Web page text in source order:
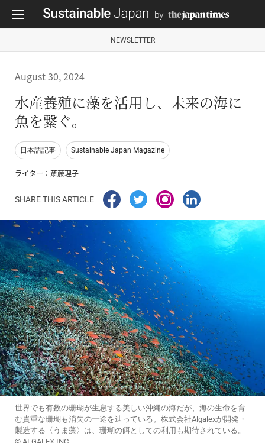
NEWSLETTER
August 30, 2024
水産養殖に藻を活用し、未来の海に
魚を繋ぐ。
日本語記事 Sustainable Japan Magazine
ライター：斎藤理子
SHARE THIS ARTICLE
世界でも有数の珊瑚が生息する美しい沖縄の海だが、海の生命を育
む貴重な珊瑚も消失の一途を辿っている。株式会社Algalexが開発・
製造する〈うま藻〉は、珊瑚の餌としての利用も期待されている。